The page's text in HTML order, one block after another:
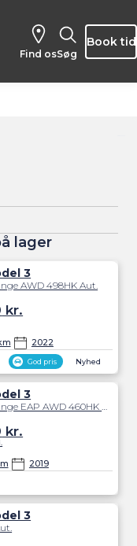
Find os Søg
Book tid
lager
God pris Nyhed
3
AWD 498HK Aut.
2022
kr.
3
2019
kr.
3